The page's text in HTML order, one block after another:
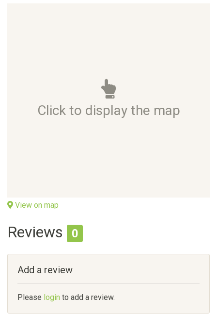
Click to display the map
View on map
Reviews 0
Add a review
Please login to add a review.